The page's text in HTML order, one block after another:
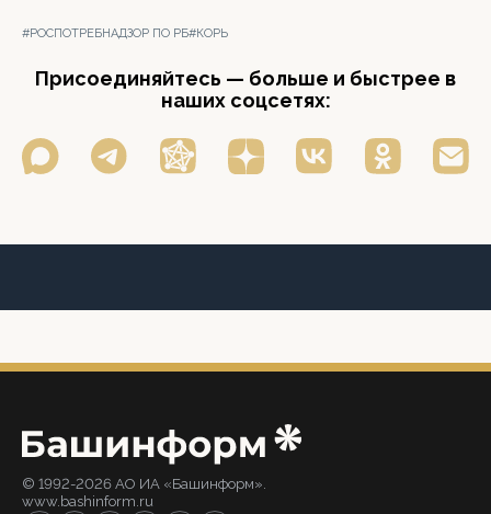
#РОСПОТРЕБНАДЗОР ПО РБ#КОРЬ
Присоединяйтесь — больше и быстрее в
наших соцсетях:
© 1992-2026 АО ИА «Башинформ».
www.bashinform.ru